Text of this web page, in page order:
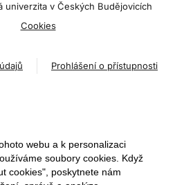
univerzita v Českých Budějovicích
Cookies
Prohlášení o přístupnosti
webu a k personalizaci
soubory cookies. Když
cookies", poskytnete nám